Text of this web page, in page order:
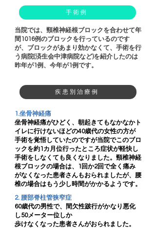
手術例
当院では、頸椎神経根ブロックを合わせて年
間1016例のブロックを行っているのです
が、ブロックがあまり効かなくて、手術を行
う病院(済生会中津病院など)を紹介したのは
昨年が1例、今年が1例です。
疾患別治療例
1.坐骨神経痛
坐骨神経痛がひどく、朝起きてもなかなかト
イレに行けないほどの40歳代の女性の方が
手術を覚悟していたのですが当院でこのブロ
ックを約1カ月位行ったところ症状が軽快し
手術をしなくても良くなりました。頸椎神経
根ブロックの場合は、1回か2回で全く痛み
がなくなった患者さんもおられましたが、腰
椎の場合はもう少し時間がかかるようです。
2. 腰部脊柱管狭窄症
60歳代の男性で、間欠性跛行がかなり悪化
し50メーター位しか
歩けなくなった患者さんがおられました。